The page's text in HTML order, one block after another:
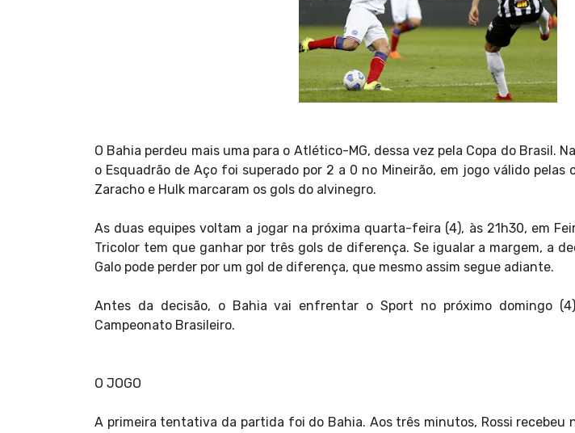
O Bahia perdeu mais uma para o Atlético-MG, dessa vez pela Copa do Brasil.
o Esquadrão de Aço foi superado por 2 a 0 no Mineirão, em jogo válido pelas
Zaracho e Hulk marcaram os gols do alvinegro.
As duas equipes voltam a jogar na próxima quarta-feira (4), às 21h30, em
Tricolor tem que ganhar por três gols de diferença. Se igualar a margem, a
Galo pode perder por um gol de diferença, que mesmo assim segue adiante.
Antes da decisão, o Bahia vai enfrentar o Sport no próximo domingo
Campeonato Brasileiro.
O JOGO
A primeira tentativa da partida foi do Bahia. Aos três minutos, Rossi recebeu